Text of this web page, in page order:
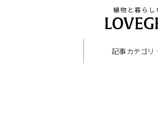
記事カテゴリ